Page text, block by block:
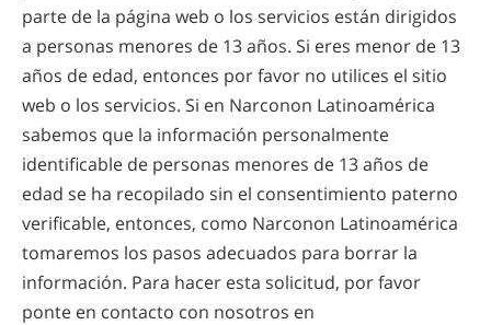
parte de la página web o los servicios están dirigidos
a personas menores de 13 años. Si eres menor de 13
años de edad, entonces por favor no utilices el sitio
web o los servicios. Si en Narconon Latinoamérica
sabemos que la información personalmente
identificable de personas menores de 13 años de
edad se ha recopilado sin el consentimiento paterno
verificable, entonces, como Narconon Latinoamérica
tomaremos los pasos adecuados para borrar la
información. Para hacer esta solicitud, por favor
ponte en contacto con nosotros en